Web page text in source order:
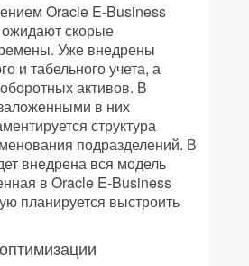
Oracle E-Business
скорые
Уже внедрены
и табельного учета, а
активов. В
в них
структура
подразделений. В
внедрена вся модель
в Oracle E-Business
планируется выстроить